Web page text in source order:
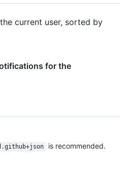
current user, sorted by
for the
is recommended.